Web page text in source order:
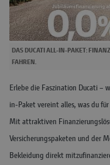
DAS DUCATI ALL-IN-PAKET:
FAHREN.
Erlebe die Faszination Ducati –
in-Paket vereint alles, was du
Mit attraktiven
Versicherungspaketen und der
Bekleidung direkt